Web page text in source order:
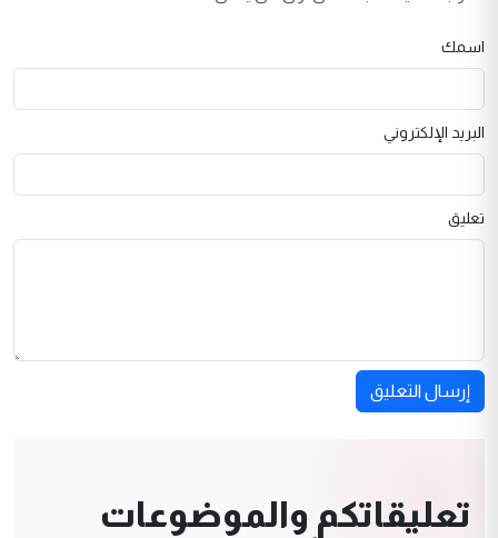
اسمك
البريد الإلكتروني
تعليق
إرسال التعليق
تعليقاتكم والموضوعات